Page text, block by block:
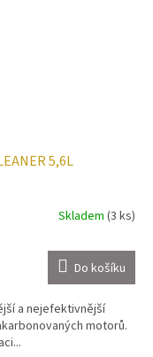
5,6L
Skladem (3 ks)
Do košíku
a nejefektivnější
motorů.